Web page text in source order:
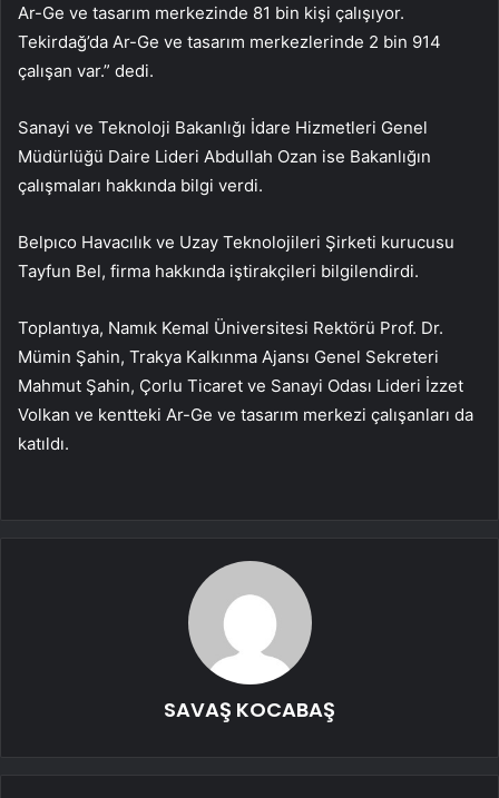
Ar-Ge ve tasarım merkezinde 81 bin kişi çalışıyor.
Tekirdağ’da Ar-Ge ve tasarım merkezlerinde 2 bin 914
çalışan var.” dedi.
Sanayi ve Teknoloji Bakanlığı İdare Hizmetleri Genel
Müdürlüğü Daire Lideri Abdullah Ozan ise Bakanlığın
çalışmaları hakkında bilgi verdi.
Belpıco Havacılık ve Uzay Teknolojileri Şirketi kurucusu
Tayfun Bel, firma hakkında iştirakçileri bilgilendirdi.
Toplantıya, Namık Kemal Üniversitesi Rektörü Prof. Dr.
Mümin Şahin, Trakya Kalkınma Ajansı Genel Sekreteri
Mahmut Şahin, Çorlu Ticaret ve Sanayi Odası Lideri İzzet
Volkan ve kentteki Ar-Ge ve tasarım merkezi çalışanları da
katıldı.
SAVAŞ KOCABAŞ